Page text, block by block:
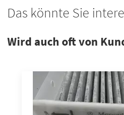
Das könnte Sie
Wird auch oft von